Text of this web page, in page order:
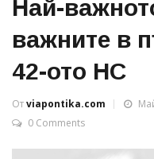
Най-
важните в
42-ото НС
Отviapontika.com
0 Comments